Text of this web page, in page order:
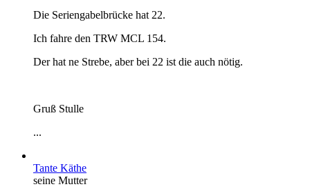
Die Seriengabelbrücke hat 22.
Ich fahre den TRW MCL 154.
Der hat ne Strebe, aber bei 22 ist die auch nötig.
Gruß Stulle
...
Tante Käthe
seine Mutter